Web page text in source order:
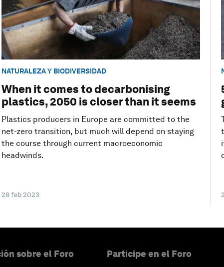
NATURALEZA Y BIODIVERSIDAD
When it comes to decarbonising
plastics, 2050 is closer than it seems
Plastics producers in Europe are committed to the
net-zero transition, but much will depend on staying
the course through current macroeconomic
headwinds.
28 feb 2023
sobre el Foro Participe en el Foro